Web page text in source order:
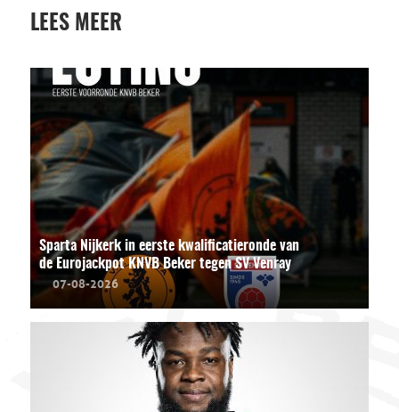
LEES MEER
Sparta Nijkerk in eerste kwalificatieronde van
de Eurojackpot KNVB Beker tegen SV Venray
07-08-2026